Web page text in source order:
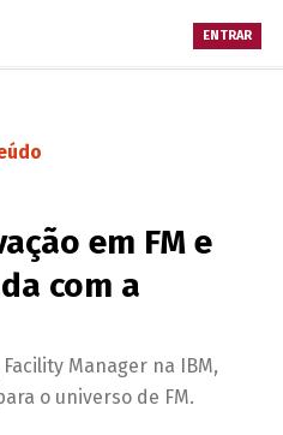
ENTRAR
em FM e
com a
Manager na IBM,
o universo de FM.